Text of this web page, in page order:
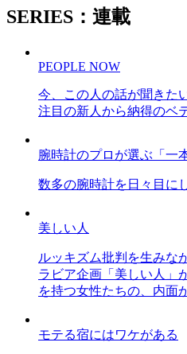
SERIES：連載
PEOPLE NOW
今、この人の話が聞きた
注目の新人から納得のベ
腕時計のプロが選ぶ「一
数多の腕時計を日々目に
美しい人
ルッキズム批判を生みな
ラビア企画「美しい人」
を持つ女性たちの、内面
モテる宿にはワケがある